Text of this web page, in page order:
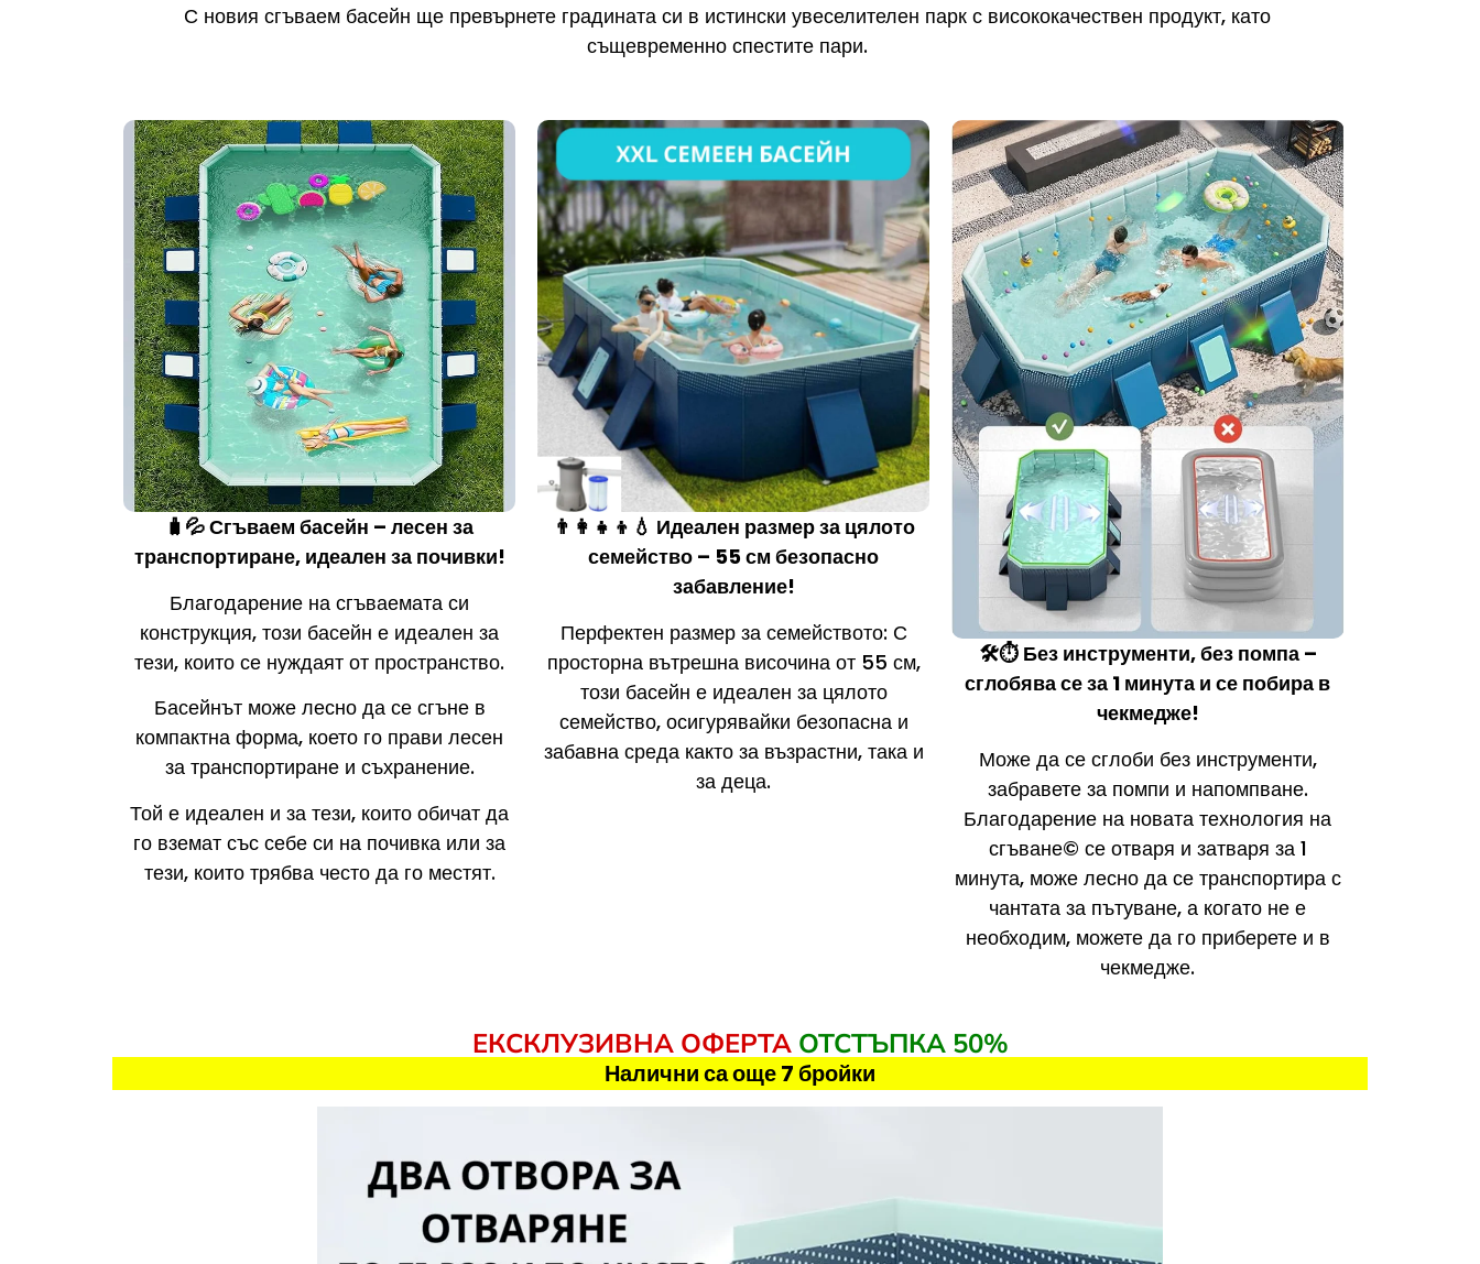
С новия сгъваем басейн ще превърнете градината си в истински увеселителен парк с висококачествен продукт, като
същевременно спестите пари.
🧳💦 Сгъваем басейн – лесен за
транспортиране, идеален за почивки!
Благодарение на сгъваемата си
конструкция, този басейн е идеален за
тези, които се нуждаят от пространство.
Басейнът може лесно да се сгъне в
компактна форма, което го прави лесен
за транспортиране и съхранение.
Той е идеален и за тези, които обичат да
го вземат със себе си на почивка или за
тези, които трябва често да го местят.
👨‍👩‍👧‍👦💧 Идеален размер за цялото
семейство – 55 см безопасно
забавление!
Перфектен размер за семейството: С
просторна вътрешна височина от 55 см,
този басейн е идеален за цялото
семейство, осигурявайки безопасна и
забавна среда както за възрастни, така и
за деца.
🛠️⏱️ Без инструменти, без помпа –
сглобява се за 1 минута и се побира в
чекмедже!
Може да се сглоби без инструменти,
забравете за помпи и напомпване.
Благодарение на новата технология на
сгъване© се отваря и затваря за 1
минута, може лесно да се транспортира с
чантата за пътуване, а когато не е
необходим, можете да го приберете и в
чекмедже.
ЕКСКЛУЗИВНА ОФЕРТА ОТСТЪПКА 50%
Налични са още 7 бройки